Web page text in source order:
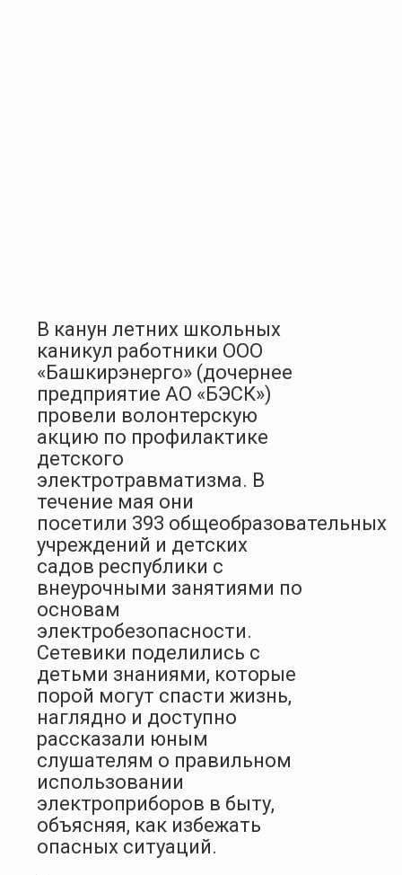
В канун летних школьных
каникул работники ООО
«Башкирэнерго» (дочернее
предприятие АО «БЭСК»)
провели волонтерскую
акцию по профилактике
детского
электротравматизма. В
течение мая они
посетили 393 общеобразовательных
учреждений и детских
садов республики с
внеурочными занятиями по
основам
электробезопасности.
Сетевики поделились с
детьми знаниями, которые
порой могут спасти жизнь,
наглядно и доступно
рассказали юным
слушателям о правильном
использовании
электроприборов в быту,
объясняя, как избежать
опасных ситуаций.